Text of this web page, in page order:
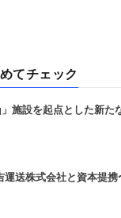
てチェック
施設を起点とした新た
送株式会社と資本提携